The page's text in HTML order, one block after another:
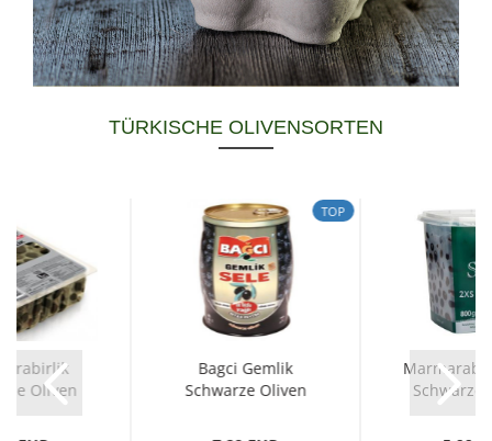
TÜRKISCHE OLIVENSORTEN
Oliven
TOP
Bagci Gemlik
Schwarze Oliven
Schwarze